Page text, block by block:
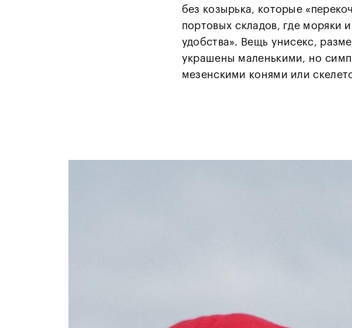
без козырька, которые
портовых складов, где моряки
удобства». Вещь унисекс,
украшены маленькими, но
мезенскими конями или